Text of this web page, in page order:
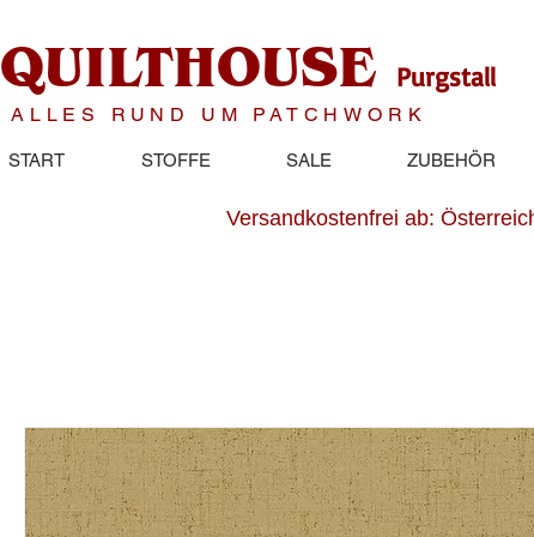
QUILTHOUSE Purgstall
ALLES RUND UM PATCHWORK
START STOFFE SALE ZUBEHÖR
Versandkostenfrei ab: